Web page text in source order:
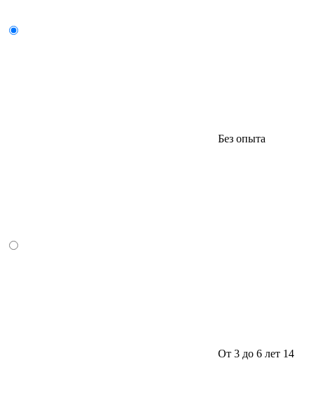
Без опыта
От 3 до 6 лет 14